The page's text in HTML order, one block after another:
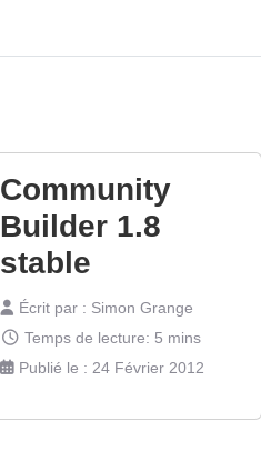
Community
Builder 1.8
stable
Écrit par : Simon Grange
Temps de lecture: 5 mins
Publié le : 24 Février 2012